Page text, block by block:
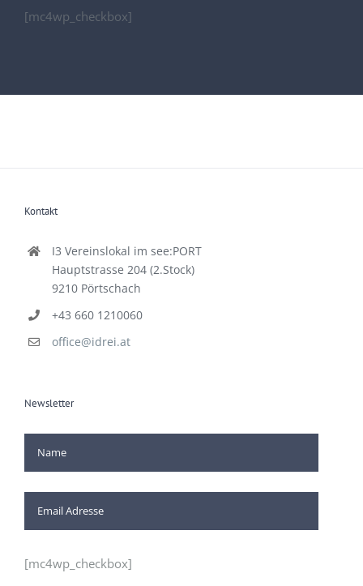
[mc4wp_checkbox]
Kontakt
I3 Vereinslokal im see:PORT
Hauptstrasse 204 (2.Stock)
9210 Pörtschach
+43 660 1210060
office@idrei.at
Newsletter
[mc4wp_checkbox]